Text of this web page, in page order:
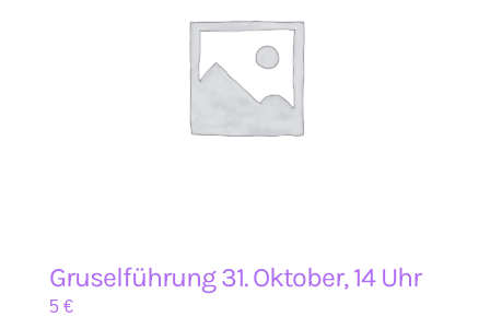
Gruselführung 31. Oktober, 14 Uhr
5 €